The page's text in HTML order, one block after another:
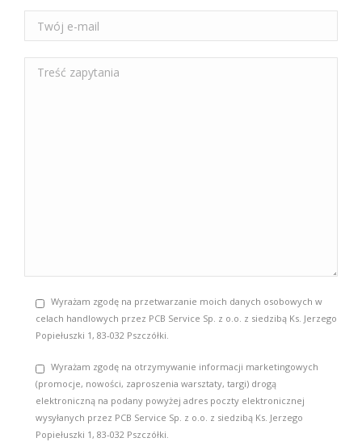
Wyrażam zgodę na przetwarzanie moich danych osobowych w
celach handlowych przez PCB Service Sp. z o.o. z siedzibą Ks. Jerzego
Popiełuszki 1, 83-032 Pszczółki.
Wyrażam zgodę na otrzymywanie informacji marketingowych
(promocje, nowości, zaproszenia warsztaty, targi) drogą
elektroniczną na podany powyżej adres poczty elektronicznej
wysyłanych przez PCB Service Sp. z o.o. z siedzibą Ks. Jerzego
Popiełuszki 1, 83-032 Pszczółki.